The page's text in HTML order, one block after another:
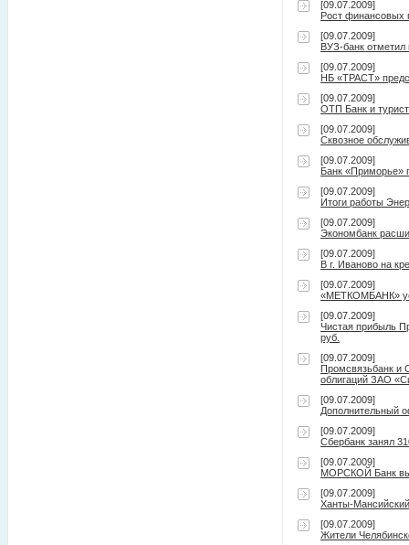
[09.07.2009]
Рост
[09.07.2009]
ВУЗ-банк отметил
[09.07.2009]
НБ «ТРАСТ»
[09.07.2009]
ОТП Банк и
[09.07.2009]
Сквозное
[09.07.2009]
Банк «Приморье»
[09.07.2009]
Итоги работы
[09.07.2009]
Экономбанк
[09.07.2009]
В г. Иваново на
[09.07.2009]
«МЕТКОМБАНК»
[09.07.2009]
Чистая прибыль
руб.
[09.07.2009]
Промсвязьбанк и
облигаций ЗАО
[09.07.2009]
Дополнительный
[09.07.2009]
Сбербанк занял
[09.07.2009]
МОРСКОЙ Банк
[09.07.2009]
Ханты-
[09.07.2009]
Жители